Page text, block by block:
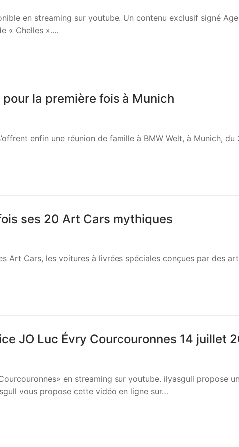
en streaming sur youtube. Un contenu exclusif signé
« Chelles ».…
la première fois à Munich
enfin une réunion de famille à BMW Welt, à Munich, du
ses 20 Art Cars mythiques
Art Cars, les voitures à livrées spéciales conçues par des
JO Luc Évry Courcouronnes 14 juillet
en streaming sur youtube. ilyasgull propose
vous propose cette vidéo en ligne sur…